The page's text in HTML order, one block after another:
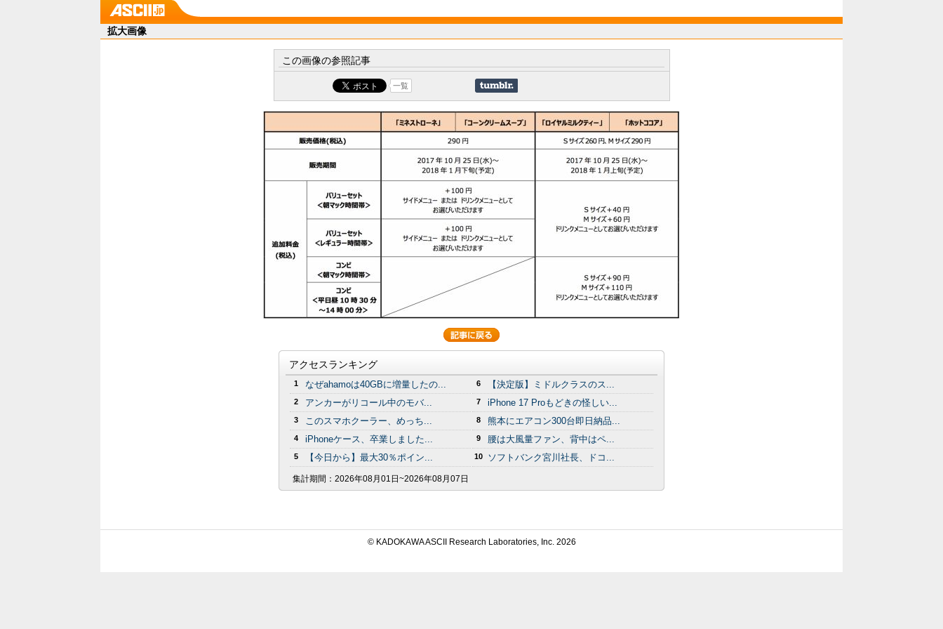
拡大画像
この画像の参照記事
一覧
アクセスランキング
1 なぜahamoは40GBに増量したの...
2 アンカーがリコール中のモバ...
3 このスマホクーラー、めっち...
4 iPhoneケース、卒業しました...
5 【今日から】最大30％ポイン...
6 【決定版】ミドルクラスのス...
7 iPhone 17 Proもどきの怪しい...
8 熊本にエアコン300台即日納品...
9 腰は大風量ファン、背中はペ...
10 ソフトバンク宮川社長、ドコ...
集計期間： 2026年08月01日~2026年08月07日
© KADOKAWA ASCII Research Laboratories, Inc. 2026